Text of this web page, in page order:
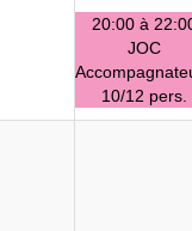
20:00 à
JOC
10/12 pers.